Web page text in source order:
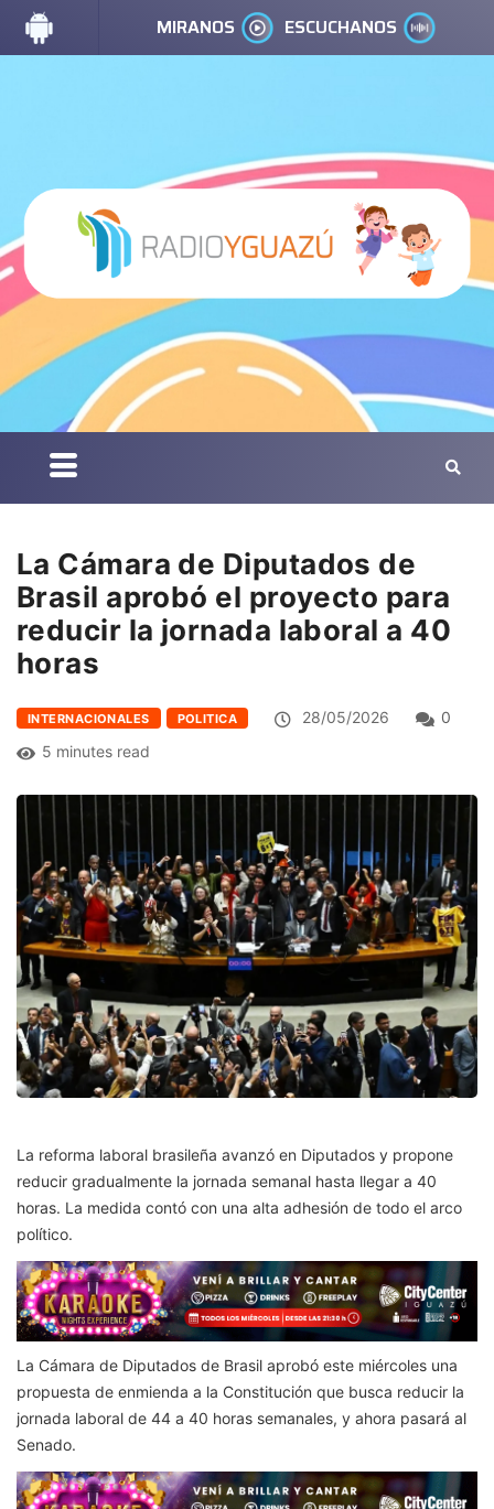
MIRANOS ESCUCHANOS
La Cámara de Diputados de
Brasil aprobó el proyecto para
reducir la jornada laboral a 40
horas
INTERNACIONALES POLITICA 28/05/2026
0
5 minutes read
La reforma laboral brasileña avanzó en Diputados y propone
reducir gradualmente la jornada semanal hasta llegar a 40
horas. La medida contó con una alta adhesión de todo el arco
político.
La Cámara de Diputados de Brasil aprobó este miércoles una
propuesta de enmienda a la Constitución que busca reducir la
jornada laboral de 44 a 40 horas semanales, y ahora pasará al
Senado.